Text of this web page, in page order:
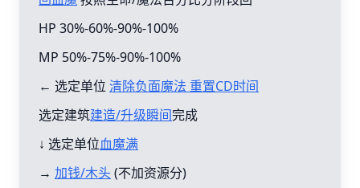
HP 30%-60%-90%-100%
MP 50%-75%-90%-100%
← 选定单位 清除负面魔法 重置CD时间
选定建筑建造/升级瞬间完成
↓ 选定单位血魔满
→ 加钱/木头(不加资源分)